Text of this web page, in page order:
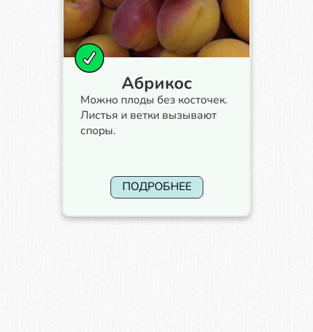
Абрикос
Можно плоды без косточек.
Листья и ветки вызывают
споры.
ПОДРОБНЕЕ